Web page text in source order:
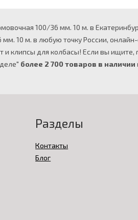
100/36 мм. 10 м. в
10 м. в любую точку России,
клипсы для колбасы! Если вы ищите,
более 2 700 товаров в наличии
Разделы
Контакты
Блог